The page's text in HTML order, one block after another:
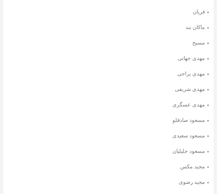
فریان
ماکان بند
مسیح
مهدی جهانی
مهدی یراحی
مهدی شریفی
مهدی عسگری
مسعود صادقلو
مسعود سعیدی
مسعود جلیلیان
مجید مکس
مجید رضوی